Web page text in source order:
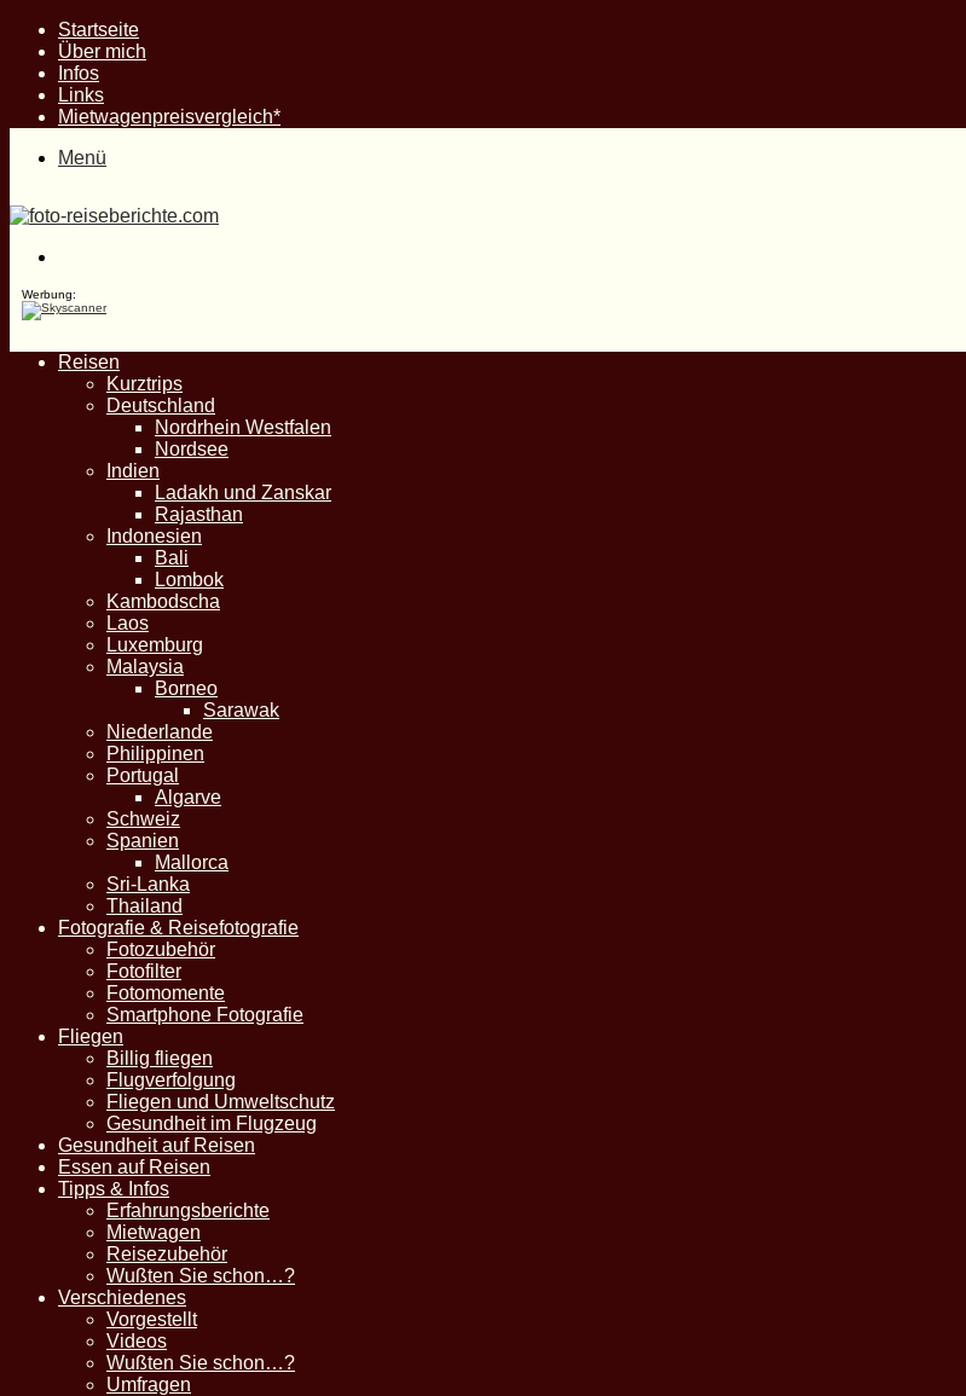
Startseite
Über mich
Infos
Links
Mietwagenpreisvergleich*
Menü
Werbung:
Reisen
Kurztrips
Deutschland
Nordrhein Westfalen
Nordsee
Indien
Ladakh und Zanskar
Rajasthan
Indonesien
Bali
Lombok
Kambodscha
Laos
Luxemburg
Malaysia
Borneo
Sarawak
Niederlande
Philippinen
Portugal
Algarve
Schweiz
Spanien
Mallorca
Sri-Lanka
Thailand
Fotografie & Reisefotografie
Fotozubehör
Fotofilter
Fotomomente
Smartphone Fotografie
Fliegen
Billig fliegen
Flugverfolgung
Fliegen und Umweltschutz
Gesundheit im Flugzeug
Gesundheit auf Reisen
Essen auf Reisen
Tipps & Infos
Erfahrungsberichte
Mietwagen
Reisezubehör
Wußten Sie schon…?
Verschiedenes
Vorgestellt
Videos
Wußten Sie schon…?
Umfragen